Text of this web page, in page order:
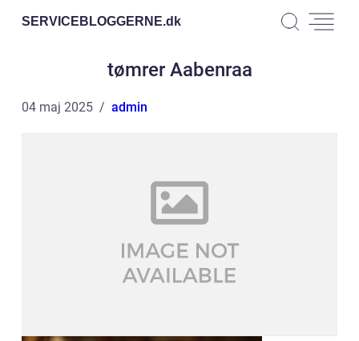
SERVICEBLOGGERNE.dk
tømrer Aabenraa
04 maj 2025 admin